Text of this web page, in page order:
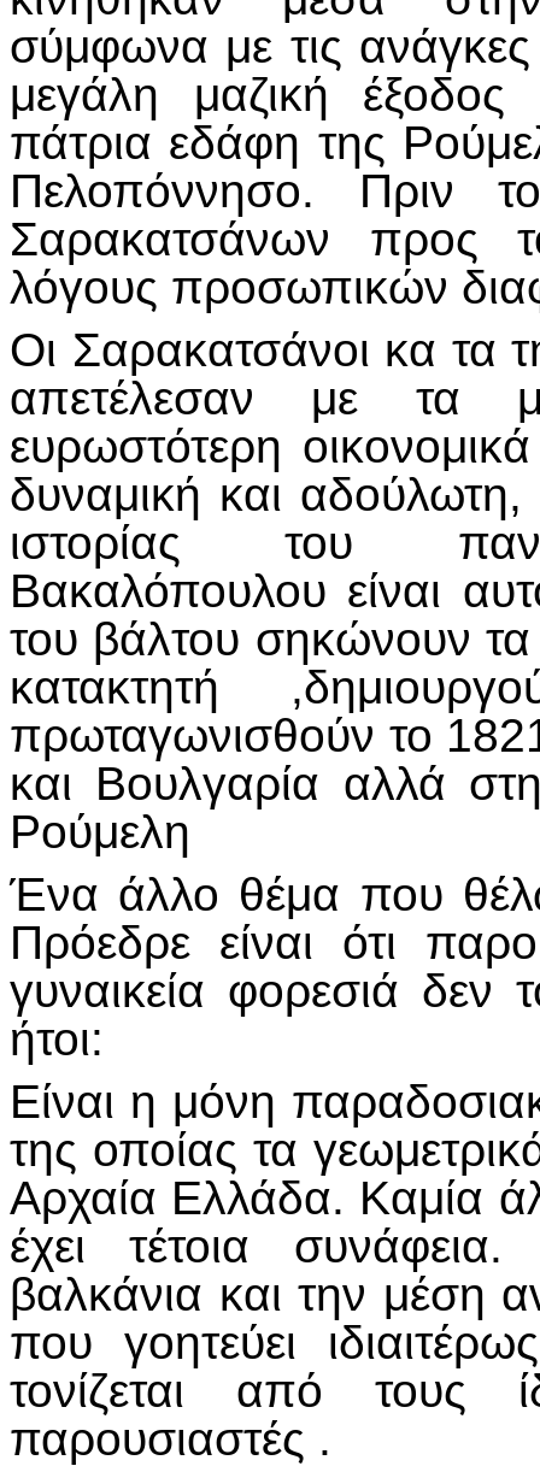
σύμφωνα με τις
μεγάλη μαζική
πάτρια εδάφη της
Πελοπόννησο. Πριν
Σαρακατσάνων προς
λόγους προσωπικών
Οι Σαρακατσάνοι κα τα
απετέλεσαν με τα
ευρωστότερη
δυναμική και
ιστορίας του
Βακαλόπουλου είναι
του βάλτου σηκώνουν
κατακτητή
πρωταγωνισθούν το
και Βουλγαρία αλλά
Ρούμελη
Ένα άλλο θέμα που
Πρόεδρε είναι ότι
γυναικεία φορεσιά δεν
ήτοι:
Είναι η μόνη
της οποίας τα
Αρχαία Ελλάδα. Καμία
έχει τέτοια
βαλκάνια και την μέση
που γοητεύει
τονίζεται από τους
παρουσιαστές .